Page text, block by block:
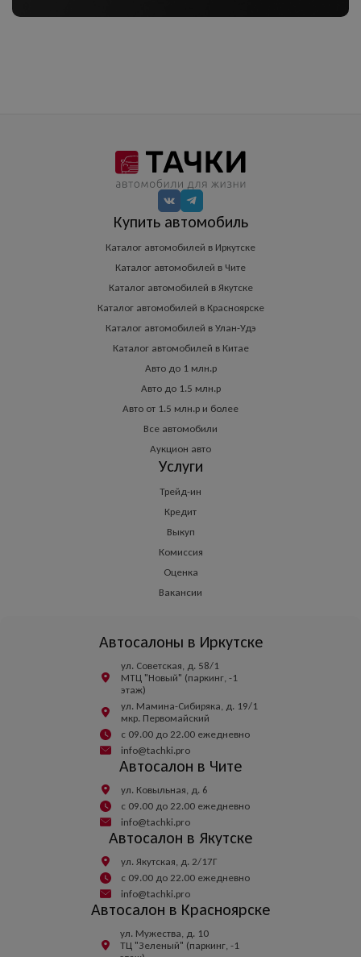
Купить автомобиль
Каталог автомобилей в Иркутске
Каталог автомобилей в Чите
Каталог автомобилей в Якутске
Каталог автомобилей в Красноярске
Каталог автомобилей в Улан-Удэ
Каталог автомобилей в Китае
Авто до 1 млн.р
Авто до 1.5 млн.р
Авто от 1.5 млн.р и более
Все автомобили
Аукцион авто
Услуги
Трейд-ин
Кредит
Выкуп
Комиссия
Оценка
Вакансии
Автосалоны в Иркутске
ул. Советская, д. 58/1
МТЦ "Новый" (паркинг, -1
этаж)
ул. Мамина-Сибиряка, д. 19/1
мкр. Первомайский
с 09.00 до 22.00 ежедневно
info@tachki.pro
Автосалон в Чите
ул. Ковыльная, д. 6
с 09.00 до 22.00 ежедневно
info@tachki.pro
Автосалон в Якутске
ул. Якутская, д. 2/17Г
с 09.00 до 22.00 ежедневно
info@tachki.pro
Автосалон в Красноярске
ул. Мужества, д. 10
ТЦ "Зеленый" (паркинг, -1